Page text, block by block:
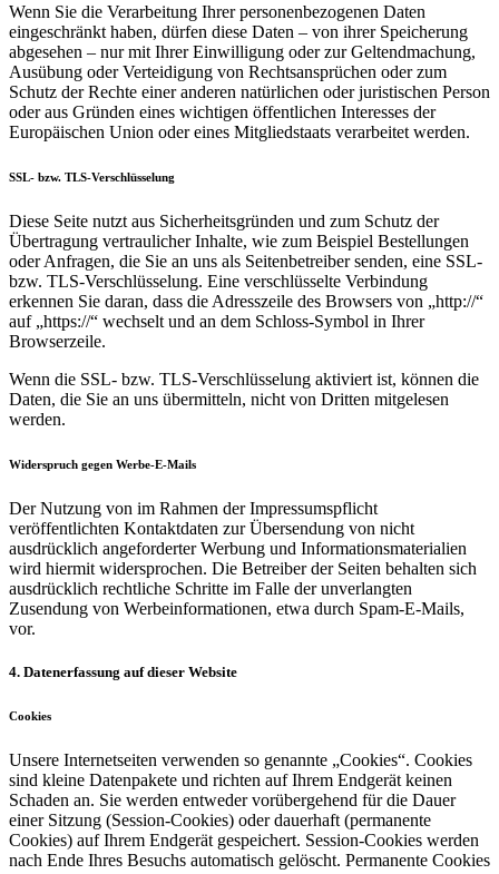
Wenn Sie die Verarbeitung Ihrer personenbezogenen Daten
eingeschränkt haben, dürfen diese Daten – von ihrer Speicherung
abgesehen – nur mit Ihrer Einwilligung oder zur Geltendmachung,
Ausübung oder Verteidigung von Rechtsansprüchen oder zum
Schutz der Rechte einer anderen natürlichen oder juristischen Person
oder aus Gründen eines wichtigen öffentlichen Interesses der
Europäischen Union oder eines Mitgliedstaats verarbeitet werden.
SSL- bzw. TLS-Verschlüsselung
Diese Seite nutzt aus Sicherheitsgründen und zum Schutz der
Übertragung vertraulicher Inhalte, wie zum Beispiel Bestellungen
oder Anfragen, die Sie an uns als Seitenbetreiber senden, eine SSL-
bzw. TLS-Verschlüsselung. Eine verschlüsselte Verbindung
erkennen Sie daran, dass die Adresszeile des Browsers von „http://“
auf „https://“ wechselt und an dem Schloss-Symbol in Ihrer
Browserzeile.
Wenn die SSL- bzw. TLS-Verschlüsselung aktiviert ist, können die
Daten, die Sie an uns übermitteln, nicht von Dritten mitgelesen
werden.
Widerspruch gegen Werbe-E-Mails
Der Nutzung von im Rahmen der Impressumspflicht
veröffentlichten Kontaktdaten zur Übersendung von nicht
ausdrücklich angeforderter Werbung und Informationsmaterialien
wird hiermit widersprochen. Die Betreiber der Seiten behalten sich
ausdrücklich rechtliche Schritte im Falle der unverlangten
Zusendung von Werbeinformationen, etwa durch Spam-E-Mails,
vor.
4. Datenerfassung auf dieser Website
Cookies
Unsere Internetseiten verwenden so genannte „Cookies“. Cookies
sind kleine Datenpakete und richten auf Ihrem Endgerät keinen
Schaden an. Sie werden entweder vorübergehend für die Dauer
einer Sitzung (Session-Cookies) oder dauerhaft (permanente
Cookies) auf Ihrem Endgerät gespeichert. Session-Cookies werden
nach Ende Ihres Besuchs automatisch gelöscht. Permanente Cookies